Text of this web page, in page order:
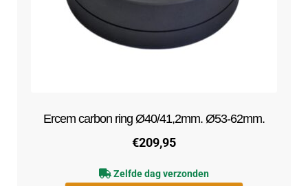
Ercem carbon ring Ø40/41,2mm. Ø53-62mm.
€209,95
Zelfde dag verzonden